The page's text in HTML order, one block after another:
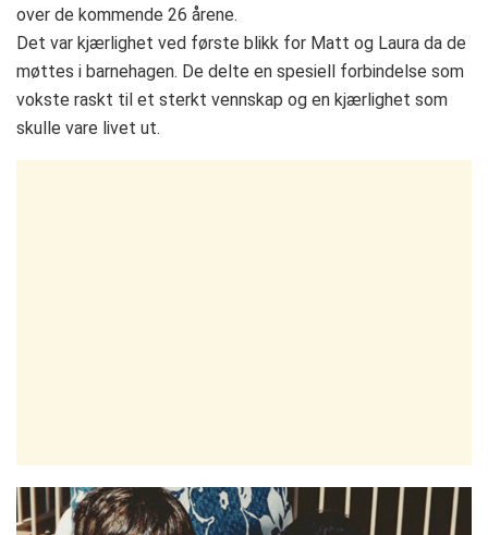
over de kommende 26 årene.
Det var kjærlighet ved første blikk for Matt og Laura da de
møttes i barnehagen. De delte en spesiell forbindelse som
vokste raskt til et sterkt vennskap og en kjærlighet som
skulle vare livet ut.